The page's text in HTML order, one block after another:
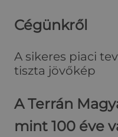
Cégünkről
A sikeres piaci
tiszta jövőkép
A Terrán
mint 100 éve